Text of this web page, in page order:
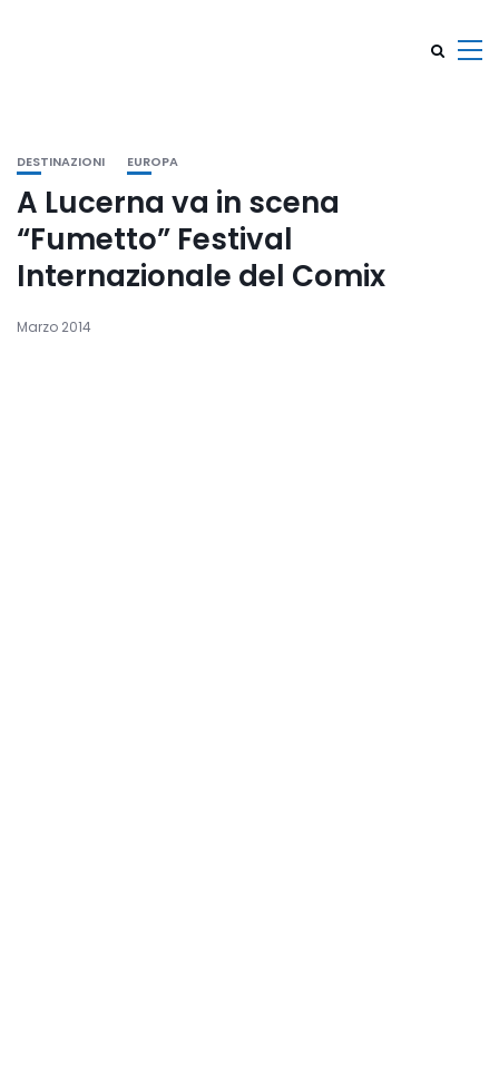
DESTINAZIONI EUROPA
A Lucerna va in scena
“Fumetto” Festival
Internazionale del Comix
Marzo 2014